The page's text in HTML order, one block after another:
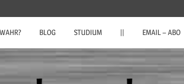
BLOG STUDIUM || EMAIL – ABO